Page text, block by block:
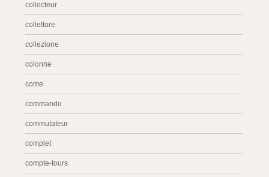
collecteur
collettore
collezione
colonne
come
commande
commutateur
complet
compte-tours